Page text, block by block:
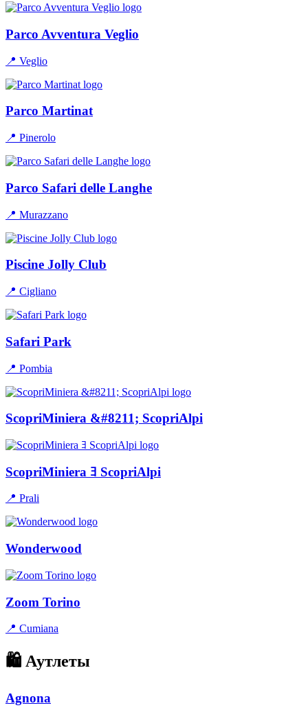
Parco Avventura Veglio
📍 Veglio
Parco Martinat
📍 Pinerolo
Parco Safari delle Langhe
📍 Murazzano
Piscine Jolly Club
📍 Cigliano
Safari Park
📍 Pombia
ScopriMiniera &#8211; ScopriAlpi
ScopriMiniera ﾖ ScopriAlpi
📍 Prali
Wonderwood
Zoom Torino
📍 Cumiana
🛍 Аутлеты
Agnona